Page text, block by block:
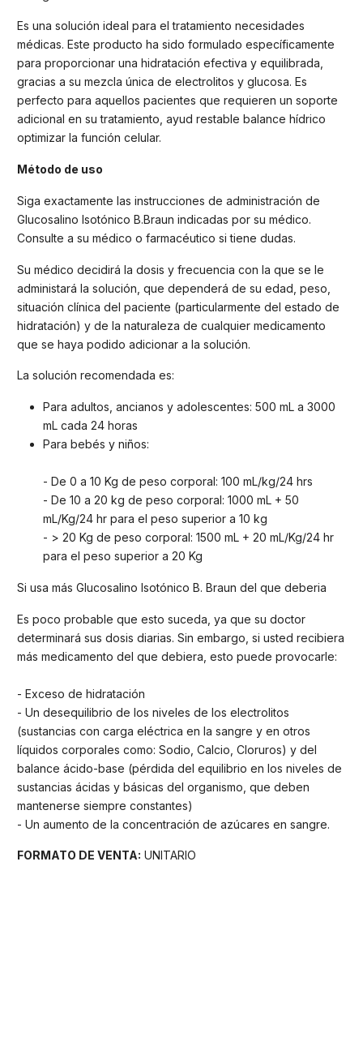
Es una solución ideal para el tratamiento necesidades
médicas. Este producto ha sido formulado específicamente
para proporcionar una hidratación efectiva y equilibrada,
gracias a su mezcla única de electrolitos y glucosa. Es
perfecto para aquellos pacientes que requieren un soporte
adicional en su tratamiento, ayud restable balance hídrico
optimizar la función celular.
Método de uso
Siga exactamente las instrucciones de administración de
Glucosalino Isotónico B.Braun indicadas por su médico.
Consulte a su médico o farmacéutico si tiene dudas.
Su médico decidirá la dosis y frecuencia con la que se le
administará la solución, que dependerá de su edad, peso,
situación clínica del paciente (particularmente del estado de
hidratación) y de la naturaleza de cualquier medicamento
que se haya podido adicionar a la solución.
La solución recomendada es:
Para adultos, ancianos y adolescentes: 500 mL a 3000
mL cada 24 horas
Para bebés y niños:
- De 0 a 10 Kg de peso corporal: 100 mL/kg/24 hrs
- De 10 a 20 kg de peso corporal: 1000 mL + 50
mL/Kg/24 hr para el peso superior a 10 kg
- > 20 Kg de peso corporal: 1500 mL + 20 mL/Kg/24 hr
para el peso superior a 20 Kg
Si usa más Glucosalino Isotónico B. Braun del que deberia
Es poco probable que esto suceda, ya que su doctor
determinará sus dosis diarias. Sin embargo, si usted recibiera
más medicamento del que debiera, esto puede provocarle:
- Exceso de hidratación
- Un desequilibrio de los niveles de los electrolitos
(sustancias con carga eléctrica en la sangre y en otros
líquidos corporales como: Sodio, Calcio, Cloruros) y del
balance ácido-base (pérdida del equilibrio en los niveles de
sustancias ácidas y básicas del organismo, que deben
mantenerse siempre constantes)
- Un aumento de la concentración de azúcares en sangre.
FORMATO DE VENTA: UNITARIO